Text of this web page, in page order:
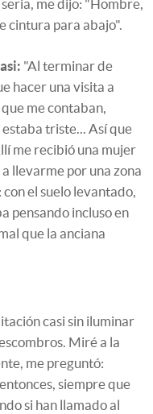
me dijo: "Hombre,
cintura para abajo".
"Al terminar de
hacer una visita a
me contaban,
triste... Así que
me recibió una mujer
llevarme por una zona
el suelo levantado,
pensando incluso en
que la anciana
casi sin iluminar
Miré a la
me preguntó:
siempre que
si han llamado al